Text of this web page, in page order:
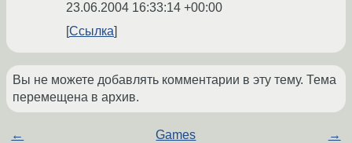
23.06.2004 16:33:14 +00:00
Ссылка
Вы не можете добавлять комментарии в эту тему. Тема
перемещена в архив.
← Games →